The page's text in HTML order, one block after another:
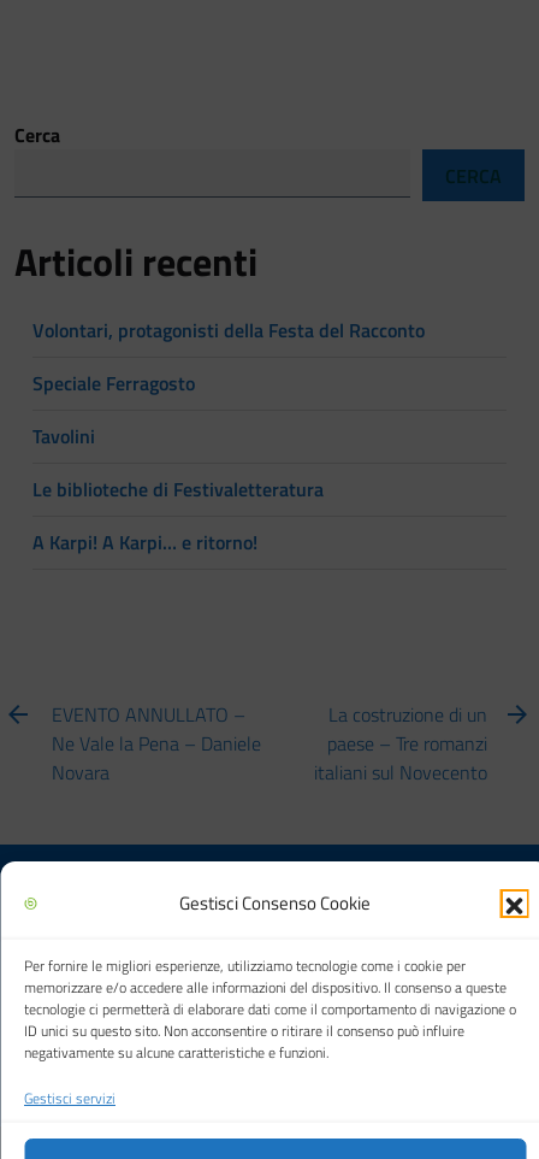
Gestisci Consenso Cookie
Per fornire le migliori esperienze, utilizziamo tecnologie come i cookie per
memorizzare e/o accedere alle informazioni del dispositivo. Il consenso a queste
tecnologie ci permetterà di elaborare dati come il comportamento di navigazione o
ID unici su questo sito. Non acconsentire o ritirare il consenso può influire
negativamente su alcune caratteristiche e funzioni.
Gestisci servizi
Cerca
CERCA
Articoli recenti
Volontari, protagonisti della Festa del Racconto
Speciale Ferragosto
Tavolini
Le biblioteche di Festivaletteratura
A Karpi! A Karpi… e ritorno!
EVENTO ANNULLATO –
Ne Vale la Pena – Daniele
Novara
La costruzione di un
paese – Tre romanzi
italiani sul Novecento
Biblioteca multimediale "Arturo Loria"
Città di Carpi